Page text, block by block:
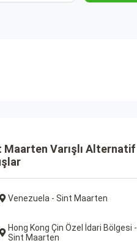
Maarten Varışlı Alternatif
Venezuela - Sint Maarten
Hong Kong Çin Özel İdari Bölgesi -
Sint Maarten